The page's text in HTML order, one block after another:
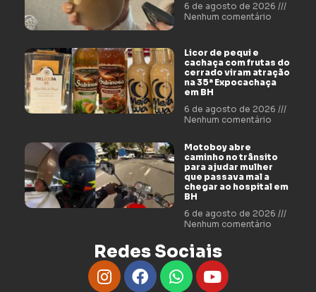
6 de agosto de 2026
Nenhum comentário
Licor de pequi e
cachaça com frutas do
cerrado viram atração
na 35ª Expocachaça
em BH
6 de agosto de 2026
Nenhum comentário
Motoboy abre
caminho no trânsito
para ajudar mulher
que passava mal a
chegar ao hospital em
BH
6 de agosto de 2026
Nenhum comentário
Redes Sociais